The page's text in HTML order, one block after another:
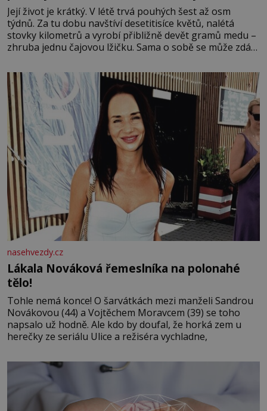
Její život je krátký. V létě trvá pouhých šest až osm
týdnů. Za tu dobu navštíví desetitisíce květů, nalétá
stovky kilometrů a vyrobí přibližně devět gramů medu –
zhruba jednu čajovou lžičku. Sama o sobě se může zdát
tisíc příslušnic svého včelstva, vznikne jeden z
nejdokonalejších organismů
nasehvezdy.cz
Lákala Nováková řemeslníka na polonahé
tělo!
Tohle nemá konce! O šarvátkách mezi manželi Sandrou
Novákovou (44) a Vojtěchem Moravcem (39) se toho
napsalo už hodně. Ale kdo by doufal, že horká zem u
herečky ze seriálu Ulice a režiséra vychladne,